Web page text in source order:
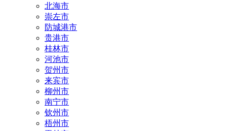
北海市
崇左市
防城港市
贵港市
桂林市
河池市
贺州市
来宾市
柳州市
南宁市
钦州市
梧州市